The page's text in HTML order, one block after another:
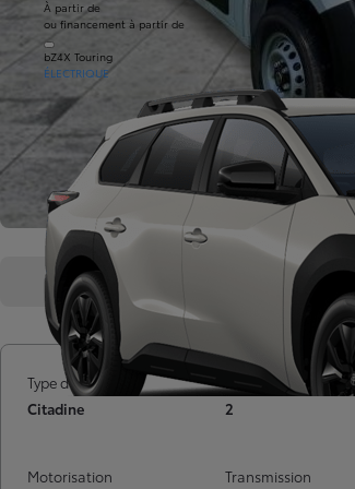
À partir de
ou financement à partir de
bZ4X Touring
ÉLECTRIQUE
Présentation
Type de voiture
Citadine
Nombre de portes
2
Motorisation
Transmission